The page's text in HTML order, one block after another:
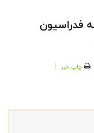
فدراسیون
چاپ خبر